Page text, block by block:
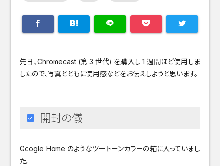
先日、Chromecast (第 3 世代) を購入し 1 週間ほど使用しま
したので、写真とともに使用感などをお伝えしようと思います。
開封の儀
Google Home のようなツートーンカラーの箱に入っていまし
た。